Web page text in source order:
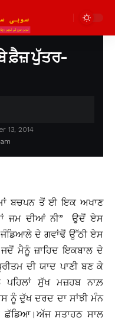
ਸਰੋਦ ਤੇ ਸੰਵੇਦਨਾ>ਵਾਰਿਸ ਸ਼ਾਹ ਦੀ ਬੇਰੀ ਦਾ ਬੇ ਫ਼ੈਜ਼ ਪੁੱਤਰ- ਤਾਰਿਕ ਗੁੱਜਰ
ਬੇ ਫ਼ੈਜ਼ ਪੁੱਤਰ-
13, 2014
ਬਚਪਨ ਤੋਂ ਈ ਇਕ ਅਖਾਣ
ਜਮ ਦੀਆਂ ਨੀ” ਉਦੋਂ ਏਸ
ਦੇ ਗਵਾਂਢੋਂ ਉੱਠੀ ਏਸ
ਮੈਨੂੰ ਜ਼ਾਹਿਦ ਇਕਬਾਲ ਦੇ
ਦੀ ਯਾਦ ਪਾਣੀ ਬਣ ਕੇ
ਸੁੱਖ ਮਜ਼ਹਬ ਨਾਲ਼
ਨੂੰ ਦੁੱਖ ਦਰਦ ਦਾ ਸਾਂਝੀ ਮੰਨ
ਛੱਡਿਆ।ਅੱਜ ਸਤਾਹਠ ਸਾਲ